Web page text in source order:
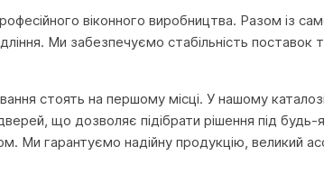
віконного виробництва. Разом із
Ми забезпечуємо стабільність поставок
стоять на першому місці. У нашому
що дозволяє підібрати рішення під будь-
Ми гарантуємо надійну продукцію, великий